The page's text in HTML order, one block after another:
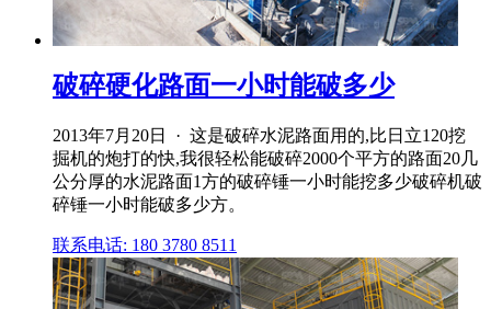
破碎硬化路面一小时能破多少
2013年7月20日 · 这是破碎水泥路面用的,比日立120挖
掘机的炮打的快,我很轻松能破碎2000个平方的路面20几
公分厚的水泥路面1方的破碎锤一小时能挖多少破碎机破
碎锤一小时能破多少方。
联系电话: 180 3780 8511